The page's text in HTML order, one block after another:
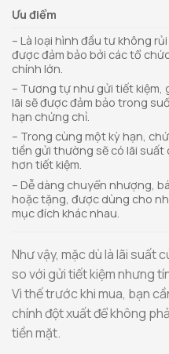
Ưu điểm
– Là loại hình đầu tư không rủi
được đảm bảo bởi các tổ
chính lớn.
– Tương tự như gửi tiết kiệm,
lãi sẽ được đảm bảo trong
hạn chứng chỉ.
– Trong cùng một kỳ hạn,
tiền gửi thường sẽ có lãi suất
hơn tiết kiệm.
– Dễ dàng chuyển nhượng,
hoặc tặng, được dùng cho
mục đích khác nhau.
Như vậy, mặc dù là lãi suất
so với gửi tiết kiệm nhưng
Vì thế trước khi mua, bạn
chính đột xuất để không
tiền mặt.